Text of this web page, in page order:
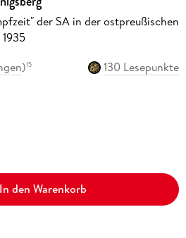
der SA in der ostpreußischen
)15
130 Lesepunkte
In den Warenkorb